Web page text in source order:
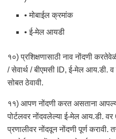
• मोबाईल क्रमांक
• ई-मेल आयडी
१०) प्रशिक्षणासाठी नाव नोंदणी
/ सेवार्थ / बीएमसी ID, ई-मेल आय.डी. व
सोबत ठेवावी.
११) आपण नोंदणी करत असताना आपल्या
पोर्टलवर नोंदवलेल्या ई-मेल आय.डी.
प्रणालीवर नोंदवून नोंदणी पूर्ण करावी.